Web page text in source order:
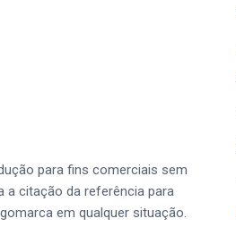
para fins comerciais sem
a citação da referência para
em qualquer situação.